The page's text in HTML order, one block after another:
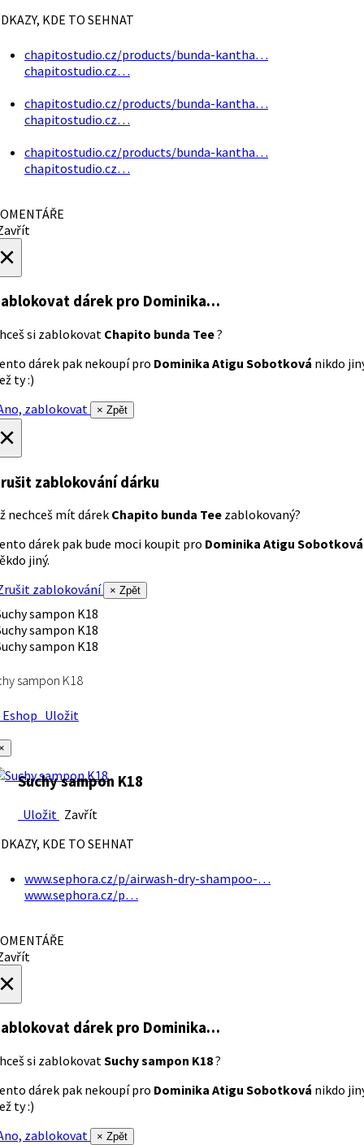
KDE TO SEHNAT
chapitostudio.cz/products/bunda-kantha…
chapitostudio.cz…
chapitostudio.cz/products/bunda-kantha…
chapitostudio.cz…
chapitostudio.cz/products/bunda-kantha…
chapitostudio.cz…
dárek pro Dominika…
si zablokovat Chapito bunda Tee?
dárek pak nekoupí pro Dominika Atigu Sobotková nikdo
ty :)
zablokovat
× Zpět
zablokování dárku
nechceš mít dárek Chapito bunda Tee zablokovaný?
dárek pak bude moci koupit pro Dominika Atigu Sobotková
jiný.
zablokování
× Zpět
sampon K18
Uložit
Suchy sampon K18
Uložit Zavřít
KDE TO SEHNAT
www.sephora.cz/p/airwash-dry-shampoo-…
www.sephora.cz/p…
dárek pro Dominika…
si zablokovatSuchy sampon K18?
dárek pak nekoupí pro Dominika Atigu Sobotková nikdo
ty :)
zablokovat
× Zpět